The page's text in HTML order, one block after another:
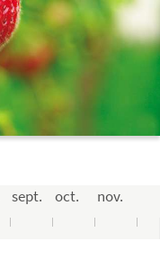
sept. oct. nov.